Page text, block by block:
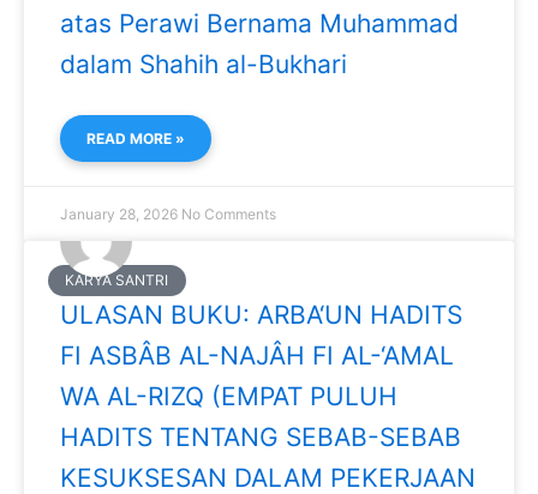
atas Perawi Bernama Muhammad
dalam Shahih al-Bukhari
READ MORE »
January 28, 2026 No Comments
KARYA SANTRI
ULASAN BUKU: ARBA‘UN HADITS
FI ASBÂB AL-NAJÂH FI AL-‘AMAL
WA AL-RIZQ (EMPAT PULUH
HADITS TENTANG SEBAB-SEBAB
KESUKSESAN DALAM PEKERJAAN